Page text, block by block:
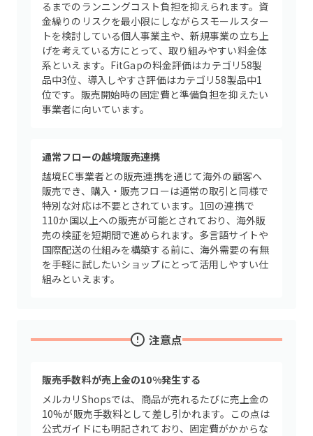
るまでのランニングコスト負担を抑えられます。資
金繰りのリスクを最小限にしながらスモールスター
トを検討している個人事業主や、新規事業の立ち上
げを考えている方にとって、取り組みやすい料金体
系といえます。FitGapの料金評価はカテゴリ58製
品中3位、導入しやすさ評価はカテゴリ58製品中1
位です。販売開始時の固定費と準備負担を抑えたい
事業者に向いています。
通常フローの越境販売連携
越境EC事業者との販売連携を通じて海外の顧客へ
販売でき、購入・販売フローは通常の取引と同様で
特別な対応は不要とされています。1回の連携で
110か国以上への販売が可能とされており、海外販
売の検証を短期間で進められます。多言語サイトや
国際配送の仕組みを構築する前に、海外需要の有無
を手軽に試したいショップにとって活用しやすい仕
組みといえます。
注意点
販売手数料が売上金の10%発生する
メルカリShopsでは、商品が売れるたびに売上金の
10%が販売手数料として差し引かれます。この点は
公式ガイドにも明記されており、固定費がかからな